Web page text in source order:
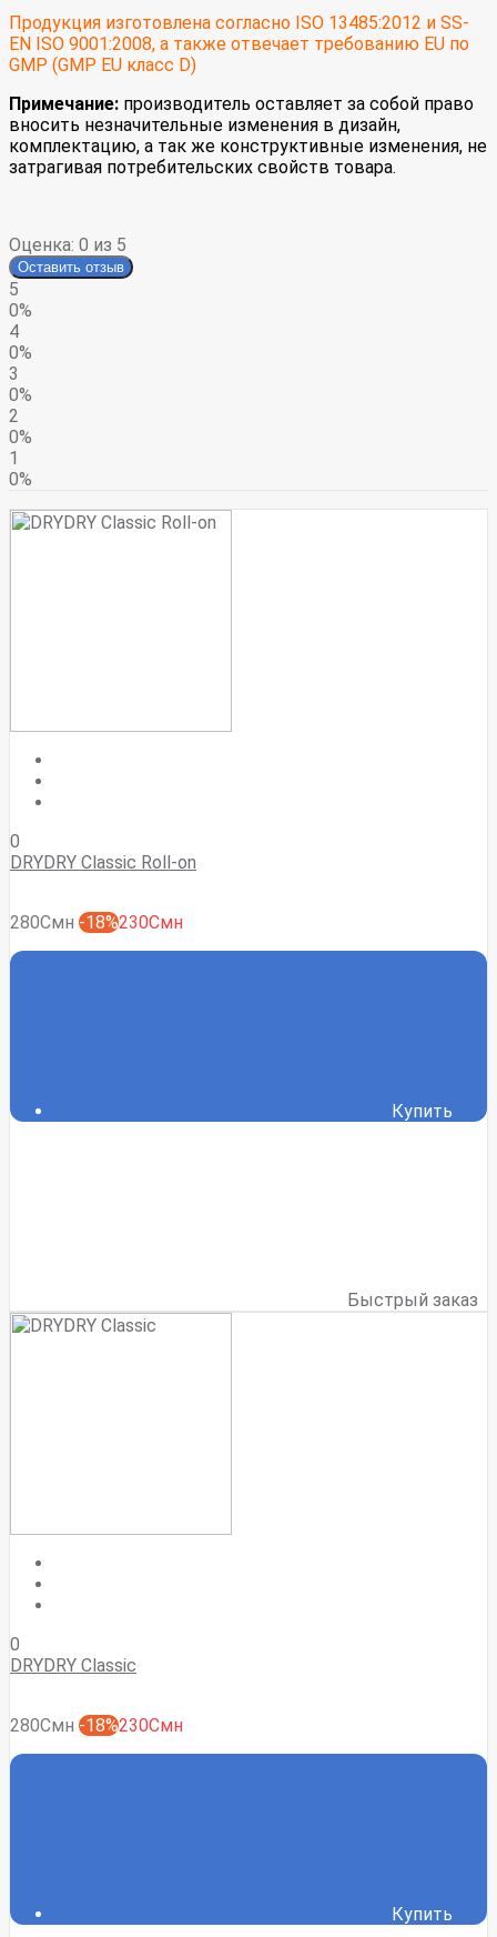
Продукция изготовлена согласно ISO 13485:2012 и SS-
EN ISO 9001:2008, а также отвечает требованию EU по
GMP (GMP EU класс D)
Примечание: производитель оставляет за собой право
вносить незначительные изменения в дизайн,
комплектацию, а так же конструктивные изменения, не
затрагивая потребительских свойств товара.
Оценка: 0 из 5
Оставить отзыв
5
0%
4
0%
3
0%
2
0%
1
0%
0
DRYDRY Classic Roll-on
280Смн -18%230Смн
Купить
Быстрый заказ
0
DRYDRY Classic
280Смн -18%230Смн
Купить